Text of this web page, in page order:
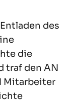
des
die
traf den AN
Mitarbeiter